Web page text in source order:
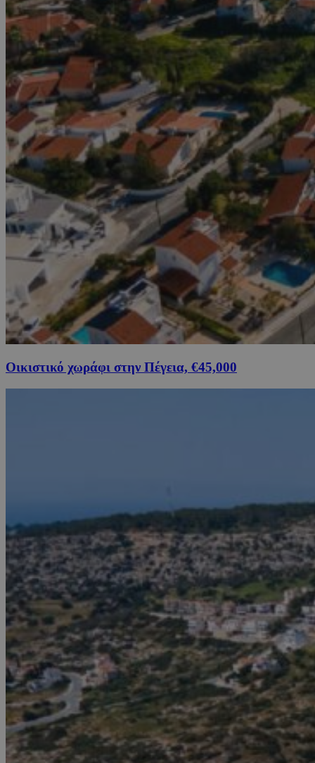
Οικιστικό χωράφι στην Πέγεια, €45,000